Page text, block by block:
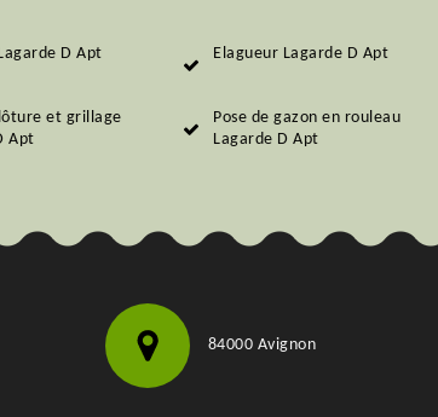
D Apt Elagueur Lagarde D Apt
et grillage
Apt
Pose de gazon en rouleau
Lagarde D Apt
84000 Avignon